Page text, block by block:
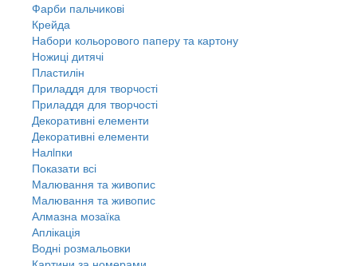
Фарби пальчикові
Крейда
Набори кольорового паперу та картону
Ножиці дитячі
Пластилін
Приладдя для творчості
Приладдя для творчості
Декоративні елементи
Декоративні елементи
Налiпки
Показати всі
Малювання та живопис
Малювання та живопис
Алмазна мозаїка
Аплікація
Водні розмальовки